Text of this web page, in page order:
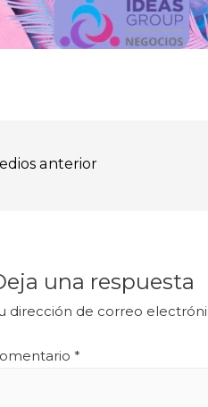
anterior
una respuesta
dirección de correo
*